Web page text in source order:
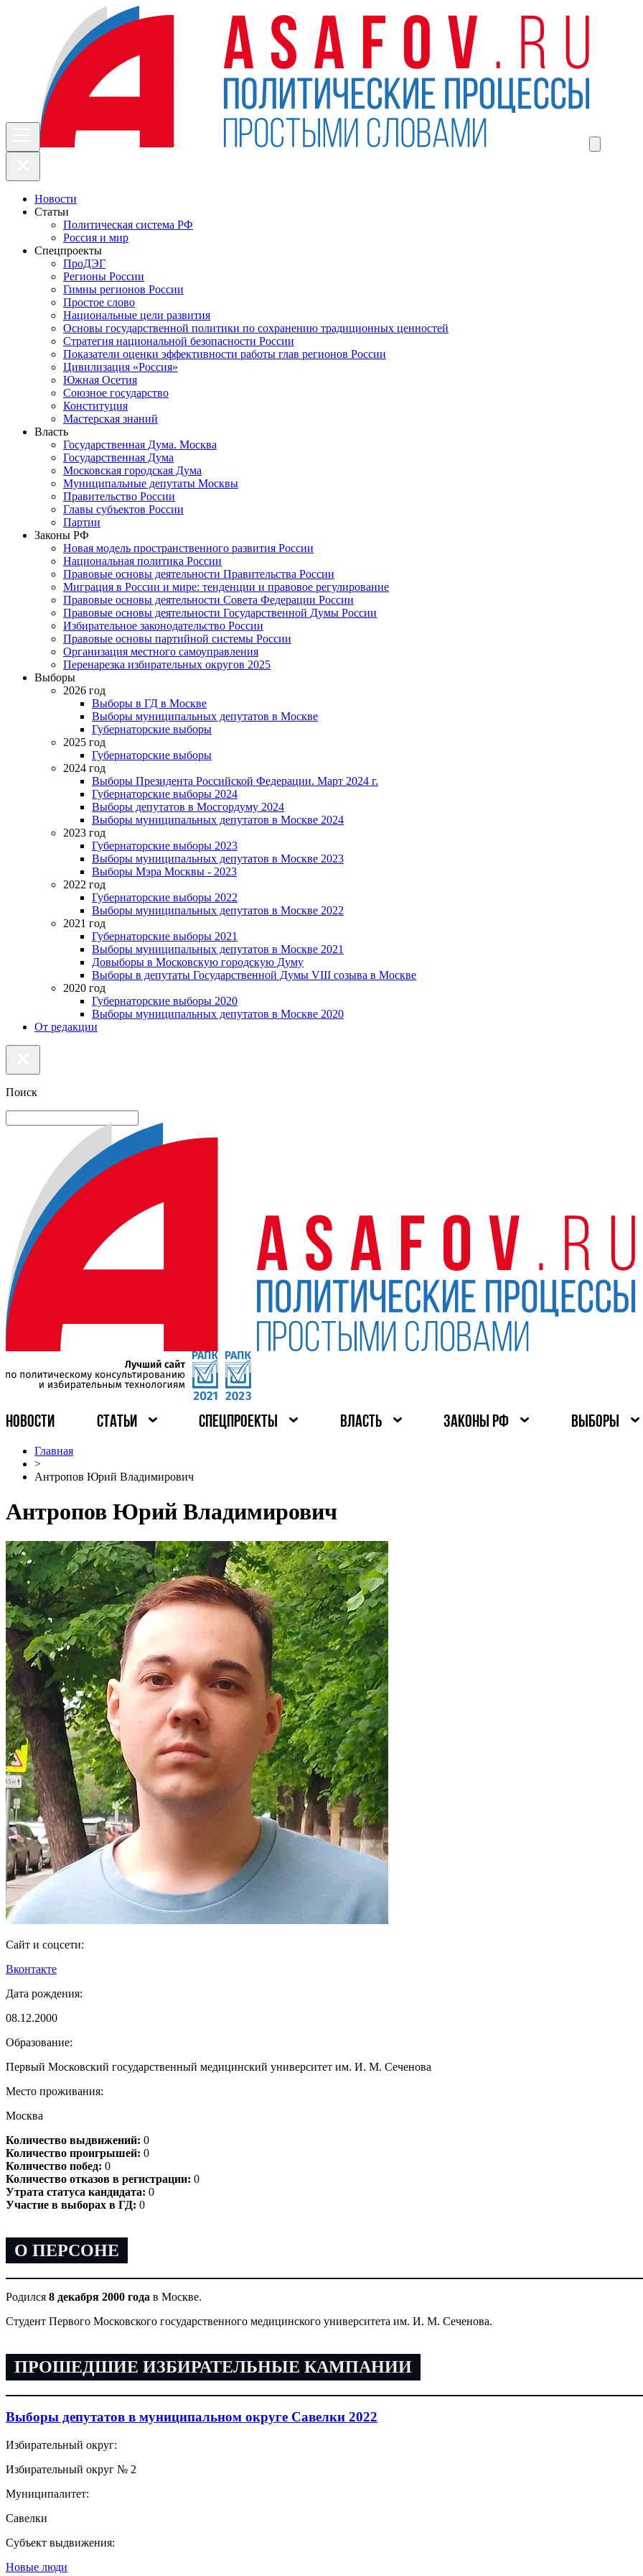
Новости
Статьи
Политическая система РФ
Россия и мир
Спецпроекты
ПроДЭГ
Регионы России
Гимны регионов России
Простое слово
Национальные цели развития
Основы государственной политики по сохранению традиционных ценностей
Стратегия национальной безопасности России
Показатели оценки эффективности работы глав регионов России
Цивилизация «Россия»
Южная Осетия
Союзное государство
Конституция
Мастерская знаний
Власть
Государственная Дума. Москва
Государственная Дума
Московская городская Дума
Муниципальные депутаты Москвы
Правительство России
Главы субъектов России
Партии
Законы РФ
Новая модель пространственного развития России
Национальная политика России
Правовые основы деятельности Правительства России
Миграция в России и мире: тенденции и правовое регулирование
Правовые основы деятельности Совета Федерации России
Правовые основы деятельности Государственной Думы России
Избирательное законодательство России
Правовые основы партийной системы России
Организация местного самоуправления
Перенарезка избирательных округов 2025
Выборы
2026 год
Выборы в ГД в Москве
Выборы муниципальных депутатов в Москве
Губернаторские выборы
2025 год
Губернаторские выборы
2024 год
Выборы Президента Российской Федерации. Март 2024 г.
Губернаторские выборы 2024
Выборы депутатов в Мосгордуму 2024
Выборы муниципальных депутатов в Москве 2024
2023 год
Губернаторские выборы 2023
Выборы муниципальных депутатов в Москве 2023
Выборы Мэра Москвы - 2023
2022 год
Губернаторские выборы 2022
Выборы муниципальных депутатов в Москве 2022
2021 год
Губернаторские выборы 2021
Выборы муниципальных депутатов в Москве 2021
Довыборы в Московскую городскую Думу
Выборы в депутаты Государственной Думы VIII созыва в Москве
2020 год
Губернаторские выборы 2020
Выборы муниципальных депутатов в Москве 2020
От редакции
Поиск
НОВОСТИ СТАТЬИ СПЕЦПРОЕКТЫ ВЛАСТЬ ЗАКОНЫ РФ ВЫБОРЫ
Главная
>
Антропов Юрий Владимирович
Антропов Юрий Владимирович
Сайт и соцсети:
Вконтакте
Дата рождения:
08.12.2000
Образование:
Первый Московский государственный медицинский университет им. И. М. Сеченова
Место проживания:
Москва
Количество выдвижений: 0
Количество проигрышей: 0
Количество побед: 0
Количество отказов в регистрации: 0
Утрата статуса кандидата: 0
Участие в выборах в ГД: 0
О ПЕРСОНЕ
Родился 8 декабря 2000 года в Москве.
Студент Первого Московского государственного медицинского университета им. И. М. Сеченова.
ПРОШЕДШИЕ ИЗБИРАТЕЛЬНЫЕ КАМПАНИИ
Выборы депутатов в муниципальном округе Савелки 2022
Избирательный округ:
Избирательный округ № 2
Муниципалитет:
Савелки
Субъект выдвижения:
Новые люди